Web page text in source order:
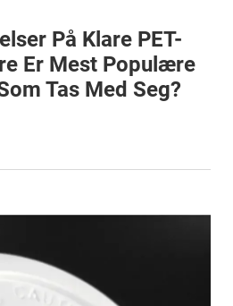
På Klare PET-
Er Mest Populære
Tas Med Seg?